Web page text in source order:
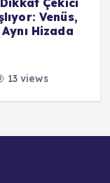
Dikkat Çekici
Venüs,
Hizada
13 views